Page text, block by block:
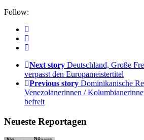
Follow:
Next story Deutschland, Große
verpasst den Europameistertitel
Previous story Dominikanische
Venezolanerinnen /
befreit
Neueste Reportagen